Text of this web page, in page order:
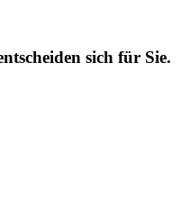
sich für Sie.